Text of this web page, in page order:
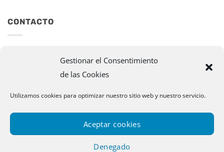
Gestionar el Consentimiento
de las Cookies
Utilizamos cookies para optimizar nuestro sitio web y nuestro servicio.
Aceptar cookies
Denegado
CONTACTO
murazpi@murazpi.com
948 234 436 – 623 195 518